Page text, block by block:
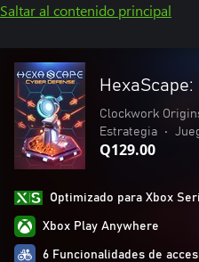
Saltar al contenido principal
Clockwork
Estrategia
•
Q129.00
Optimizado para Xbox
Xbox Play Anywhere
6 Funcionalidades de